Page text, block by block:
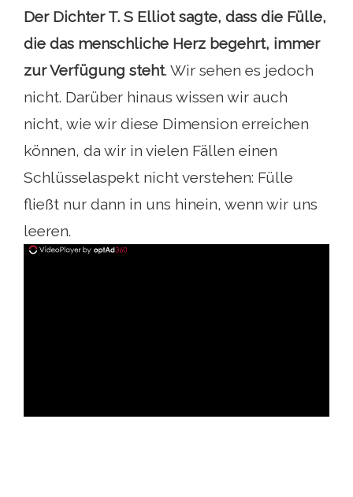
Der Dichter T. S Elliot sagte, dass die Fülle,
die das menschliche Herz begehrt, immer
zur Verfügung steht. Wir sehen es jedoch
nicht. Darüber hinaus wissen wir auch
nicht, wie wir diese Dimension erreichen
können, da wir in vielen Fällen einen
Schlüsselaspekt nicht verstehen: Fülle
fließt nur dann in uns hinein, wenn wir uns
leeren.